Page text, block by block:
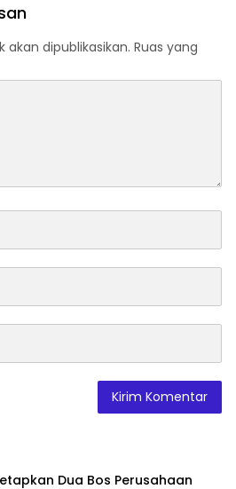
dipublikasikan. Ruas yang
Dua Bos Perusahaan